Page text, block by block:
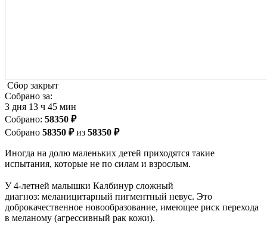
Сбор закрыт
Собрано за:
3 дня 13 ч 45 мин
Cобрано: 58350 ₽
Собрано 58350 ₽из 58350 ₽
Иногда на долю маленьких детей приходятся такие
испытания, которые не по силам и взрослым.
У 4-летней малышки Калбинур сложный
диагноз: меланицитарный пигментный невус. Это
доброкачественное новообразование, имеющее риск перехода
в меланому (агрессивный рак кожи).